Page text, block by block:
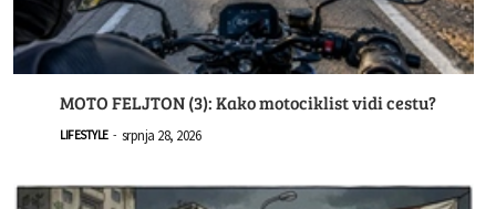
MOTO FELJTON (3): Kako motociklist vidi cestu?
LIFESTYLE - srpnja 28, 2026